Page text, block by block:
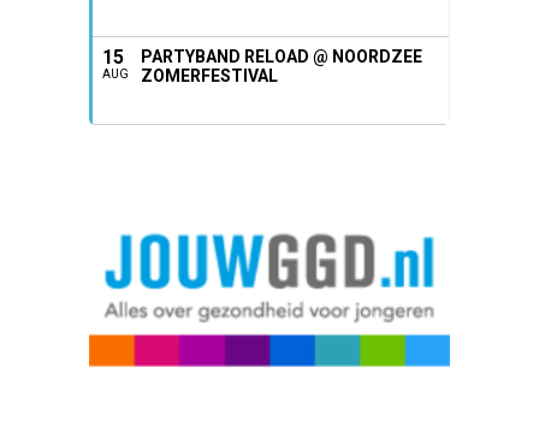
15
AUG
PARTYBAND RELOAD @ NOORDZEE
ZOMERFESTIVAL